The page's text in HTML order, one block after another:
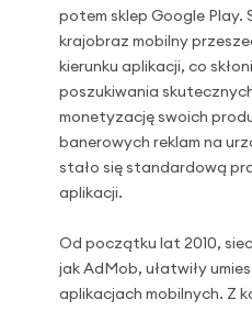
potem sklep Google Play.
krajobraz mobilny
kierunku aplikacji, co
poszukiwania
monetyzację swoich
banerowych reklam na
stało się standardową
aplikacji.
Od początku lat 2010,
jak AdMob, ułatwiły
aplikacjach mobilnych. Z